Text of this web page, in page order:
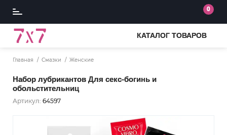
0
КАТАЛОГ ТОВАРОВ
Главная Смазки Женские
Набор лубрикантов Для секс-богинь и
обольстительниц
Артикул: 64597